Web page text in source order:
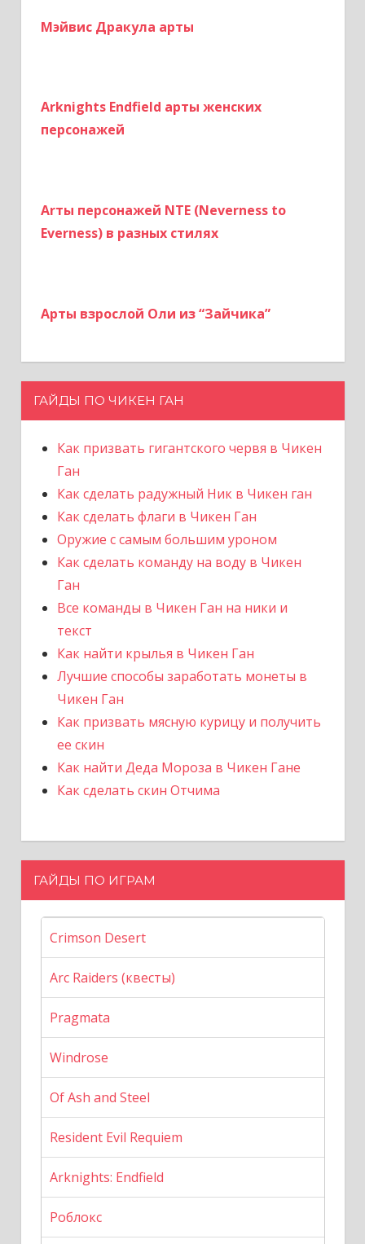
Мэйвис Дракула арты
Arknights Endfield арты женских
персонажей
Arты персонажей NTE (Neverness to
Everness) в разных стилях
Арты взрослой Оли из “Зайчика”
ГАЙДЫ ПО ЧИКЕН ГАН
Как призвать гигантского червя в Чикен
Ган
Как сделать радужный Ник в Чикен ган
Как сделать флаги в Чикен Ган
Оружие с самым большим уроном
Как сделать команду на воду в Чикен
Ган
Все команды в Чикен Ган на ники и
текст
Как найти крылья в Чикен Ган
Лучшие способы заработать монеты в
Чикен Ган
Как призвать мясную курицу и получить
ее скин
Как найти Деда Мороза в Чикен Гане
Как сделать скин Отчима
ГАЙДЫ ПО ИГРАМ
Crimson Desert
Arc Raiders (квесты)
Pragmata
Windrose
Of Ash and Steel
Resident Evil Requiem
Arknights: Endfield
Роблокс